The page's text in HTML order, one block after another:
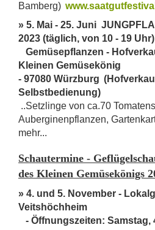
Bamberg)
» 5. Mai - 25. Juni
2023 (täglich, von 10 - 19 Uhr)
Gemüsepflanzen -
Kleinen Gemüsekönig
- 97080 Würzburg
Selbstbedienung)
..Setzlinge von ca.70
Auberginenpflanzen,
mehr...
Schautermine -
des Kleinen Gemüsekönigs
» 4. und 5. November -
Veitshöchheim
- Öffnungszeiten: Samstag,